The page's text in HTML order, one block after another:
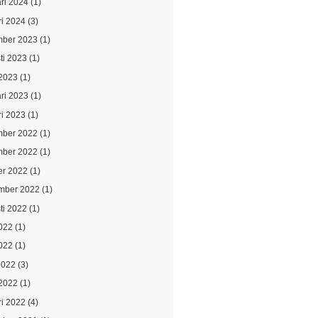
2024(1)
2024(3)
2023 (1)
2023 (1)
(1)
2023 (1)
2023 (1)
2022 (1)
2022 (1)
2022 (1)
2022 (1)
2022 (1)
(1)
(1)
(3)
(1)
2022 (4)